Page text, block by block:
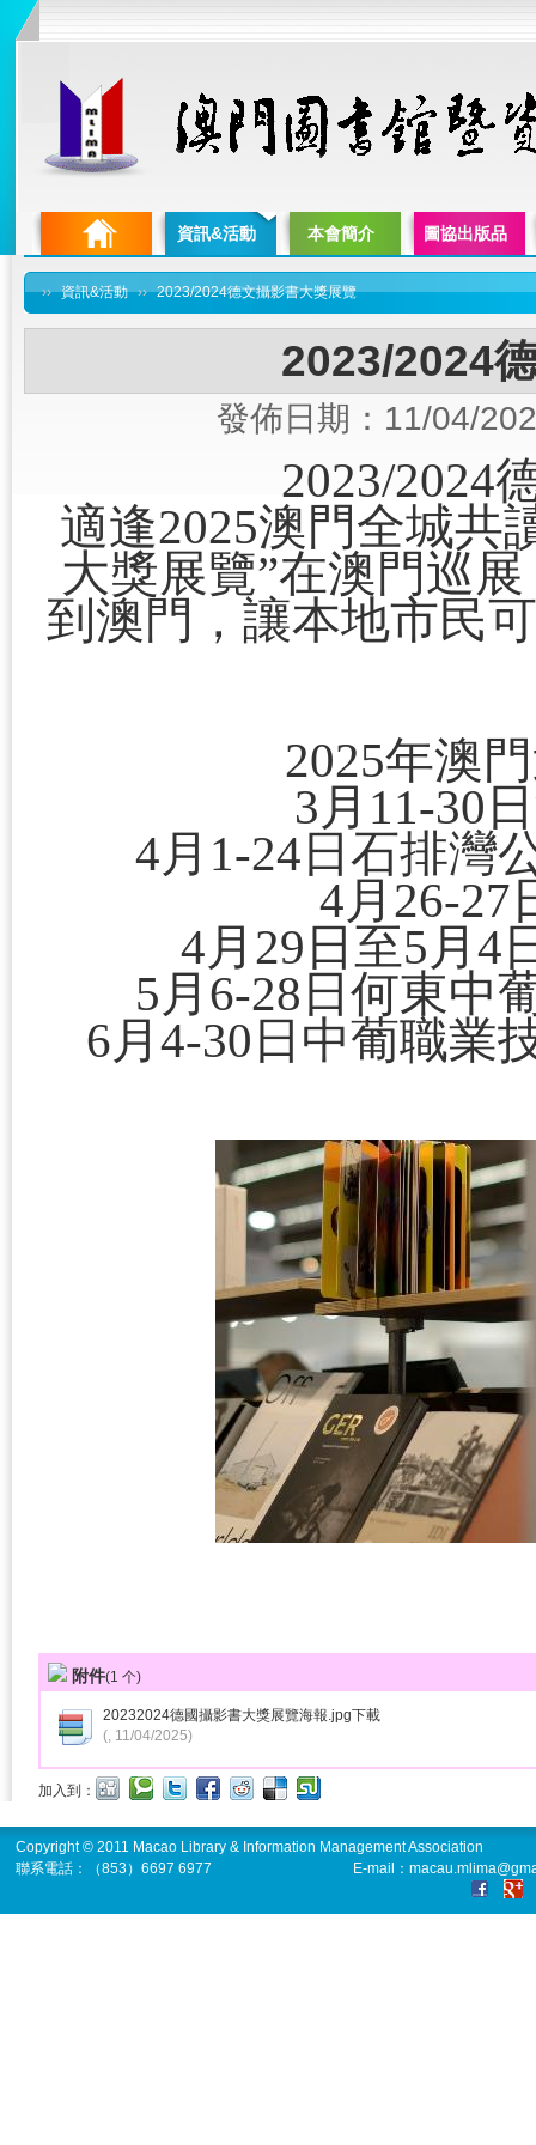
資訊&活動 本會簡介 圖協出版品
›› 資訊&活動 ›› 2023/2024德文攝影書大獎展覽
2023/2024
發佈日期：11/04/
2023/2024
適逢2025澳門全城共
大獎展覽”在澳門巡
到澳門，讓本地市民
2025年澳
3月11-30
4月1-24日石排灣
4月26-27
4月29日至5月4
5月6-28日何東中
6月4-30日中葡職業
附件(1 个)
20232024德國攝影書大獎展覽海報.jpg下載
(, 11/04/2025)
加入到：
Copyright © 2011 Macao Library & Information Management Association
聯系電話：（853）6697 6977
E-mail：